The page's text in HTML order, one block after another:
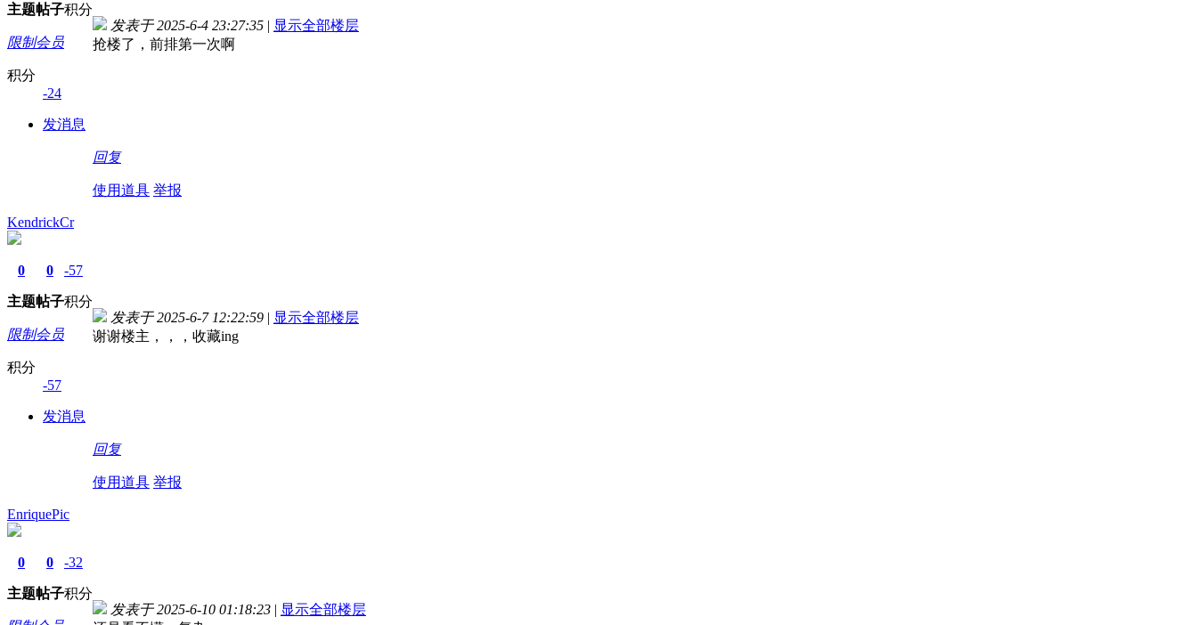
主题帖子积分
限制会员
积分
-24
发消息
发表于 2025-6-4 23:27:35 | 显示全部楼层
抢楼了，前排第一次啊
回复
使用道具 举报
KendrickCr
0
主题
0
帖子
-57
积分
限制会员
积分
-57
发消息
发表于 2025-6-7 12:22:59 | 显示全部楼层
谢谢楼主，，，收藏ing
回复
使用道具 举报
EnriquePic
0
主题
0
帖子
-32
积分
发表于 2025-6-10 01:18:23 | 显示全部楼层